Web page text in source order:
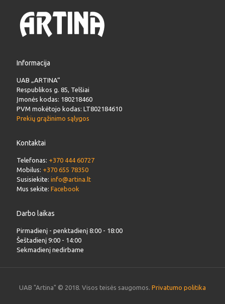
Informacija
UAB „ARTINA“
Respublikos g. 85, Telšiai
Įmonės kodas: 180218460
PVM mokėtojo kodas: LT802184610
Prekių grąžinimo sąlygos
Kontaktai
Telefonas: +370 444 60727
Mobilus: +370 655 78350
Susisiekite: info@artina.lt
Mus sekite: Facebook
Darbo laikas
Pirmadienį - penktadienį 8:00 - 18:00
Šeštadienį 9:00 - 14:00
Sekmadienį nedirbame
UAB "Artina" © 2018. Visos teisės saugomos. Privatumo politika